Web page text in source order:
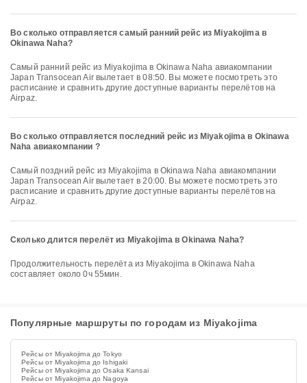
Во сколько отправляется самый ранний рейс из Miyakojima в
Okinawa Naha?
Самый ранний рейс из Miyakojima в Okinawa Naha авиакомпании
Japan Transocean Air вылетает в 08:50. Вы можете посмотреть это
расписание и сравнить другие доступные варианты перелётов на
Airpaz.
Во сколько отправляется последний рейс из Miyakojima в Okinawa
Naha авиакомпании ?
Самый поздний рейс из Miyakojima в Okinawa Naha авиакомпании
Japan Transocean Air вылетает в 20:00. Вы можете посмотреть это
расписание и сравнить другие доступные варианты перелётов на
Airpaz.
Сколько длится перелёт из Miyakojima в Okinawa Naha?
Продолжительность перелёта из Miyakojima в Okinawa Naha
составляет около 0ч 55мин.
Популярные маршруты по городам из Miyakojima
Рейсы от Miyakojima до Tokyo
Рейсы от Miyakojima до Ishigaki
Рейсы от Miyakojima до Osaka Kansai
Рейсы от Miyakojima до Nagoya